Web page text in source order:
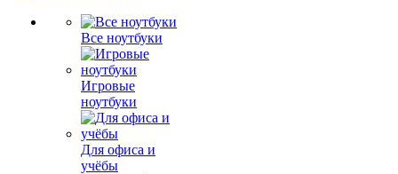
Все ноутбуки
Игровые
ноутбуки
Для офиса и
учёбы